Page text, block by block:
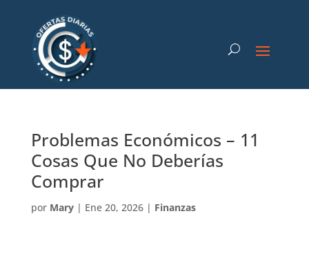
Problemas Económicos – 11
Cosas Que No Deberías
Comprar
por Mary| Ene 20, 2026| Finanzas